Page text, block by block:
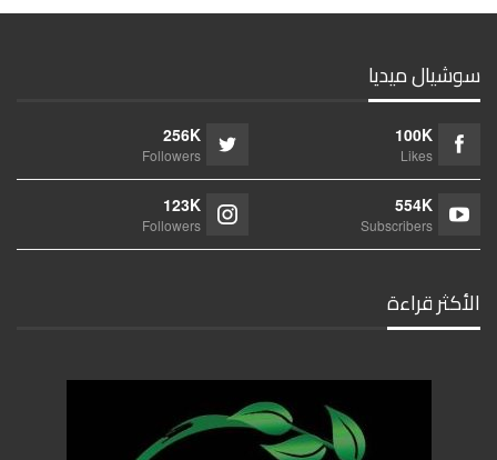
سوشيال ميديا
100K
Likes
256K
Followers
554K
Subscribers
123K
Followers
الأكثر قراءة